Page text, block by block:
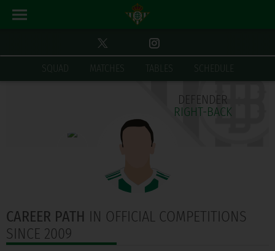
SQUAD MATCHES TABLES SCHEDULE
PERFORMANCE SEASON
DEFENDER
RIGHT-BACK
CAREER PATH IN OFFICIAL COMPETITIONS
SINCE 2009